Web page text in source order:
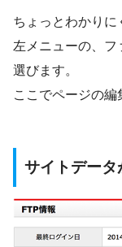
ちょっとわかりに
左メニューの、フ
選びます。
ここでページの編
サイトデー